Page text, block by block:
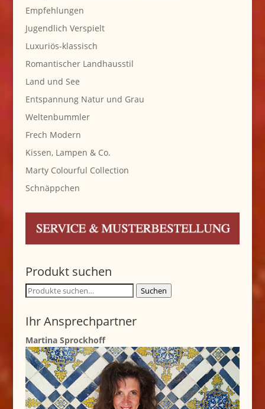
Empfehlungen
Jugendlich Verspielt
Luxuriös-klassisch
Romantischer Landhausstil
Land und See
Entspannung Natur und Grau
Weltenbummler
Frech Modern
Kissen, Lampen & Co.
Marty Colourful Collection
Schnäppchen
Produkt suchen
Suche
Suchen
Ihr Ansprechpartner
Martina Sprockhoff